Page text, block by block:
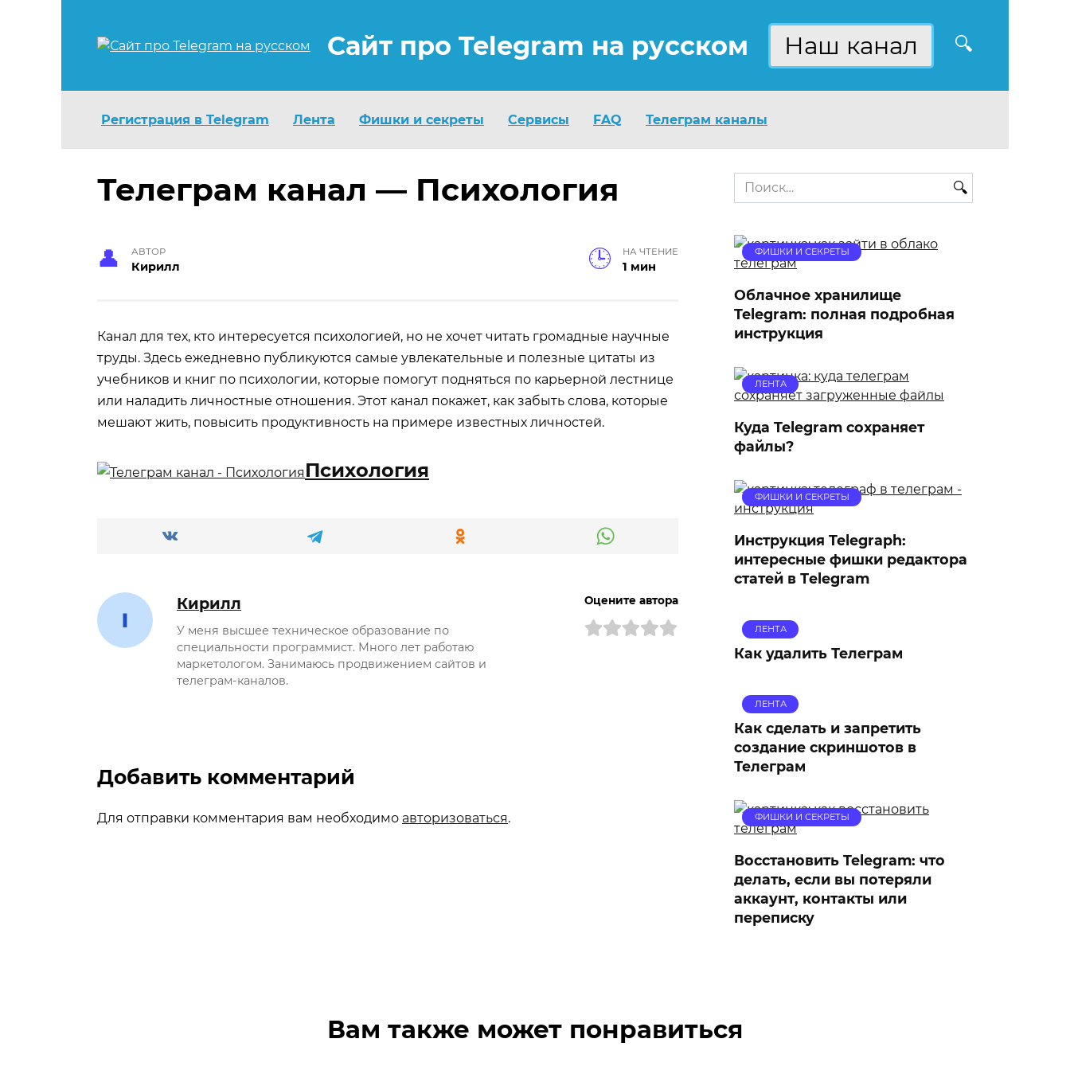
Сайт про Telegram на русском Наш канал
Регистрация в Telegram Лента Фишки и секреты Сервисы FAQ Телеграм каналы
Телеграм канал — Психология
АВТОР
Кирилл
НА ЧТЕНИЕ
1 мин
Канал для тех, кто интересуется психологией, но не хочет читать громадные научные
труды. Здесь ежедневно публикуются самые увлекательные и полезные цитаты из
учебников и книг по психологии, которые помогут подняться по карьерной лестнице
или наладить личностные отношения. Этот канал покажет, как забыть слова, которые
мешают жить, повысить продуктивность на примере известных личностей.
Психология
Кирилл
У меня высшее техническое образование по
специальности программист. Много лет работаю
маркетологом. Занимаюсь продвижением сайтов и
телеграм-каналов.
Оцените автора
Добавить комментарий
Для отправки комментария вам необходимо авторизоваться.
Search
for:
ФИШКИ И СЕКРЕТЫ
Облачное хранилище
Telegram: полная подробная
инструкция
ЛЕНТА
Куда Telegram сохраняет
файлы?
ФИШКИ И СЕКРЕТЫ
Инструкция Telegraph:
интересные фишки редактора
статей в Тelegram
ЛЕНТА
Как удалить Телеграм
ЛЕНТА
Как сделать и запретить
создание скриншотов в
Телеграм
ФИШКИ И СЕКРЕТЫ
Восстановить Telegram: что
делать, если вы потеряли
аккаунт, контакты или
переписку
Вам также может понравиться